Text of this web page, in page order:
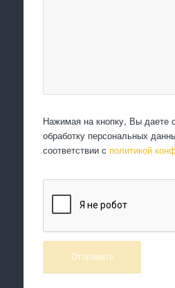
Нажимая на кнопку, Вы даете
обработку персональных
соответствии с политикой